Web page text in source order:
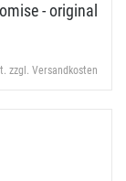
- original
zzgl. Versandkosten